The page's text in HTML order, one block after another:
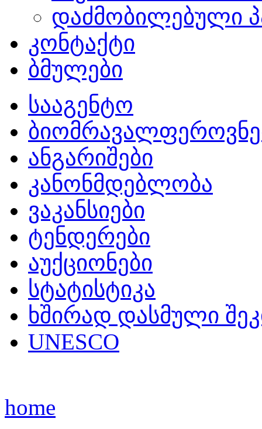
დაძმობილებული
კონტაქტი
ბმულები
სააგენტო
ანგარიშები
კანონმდებლობა
ვაკანსიები
ტენდერები
აუქციონები
სტატისტიკა
ხშირად დასმული
UNESCO
home